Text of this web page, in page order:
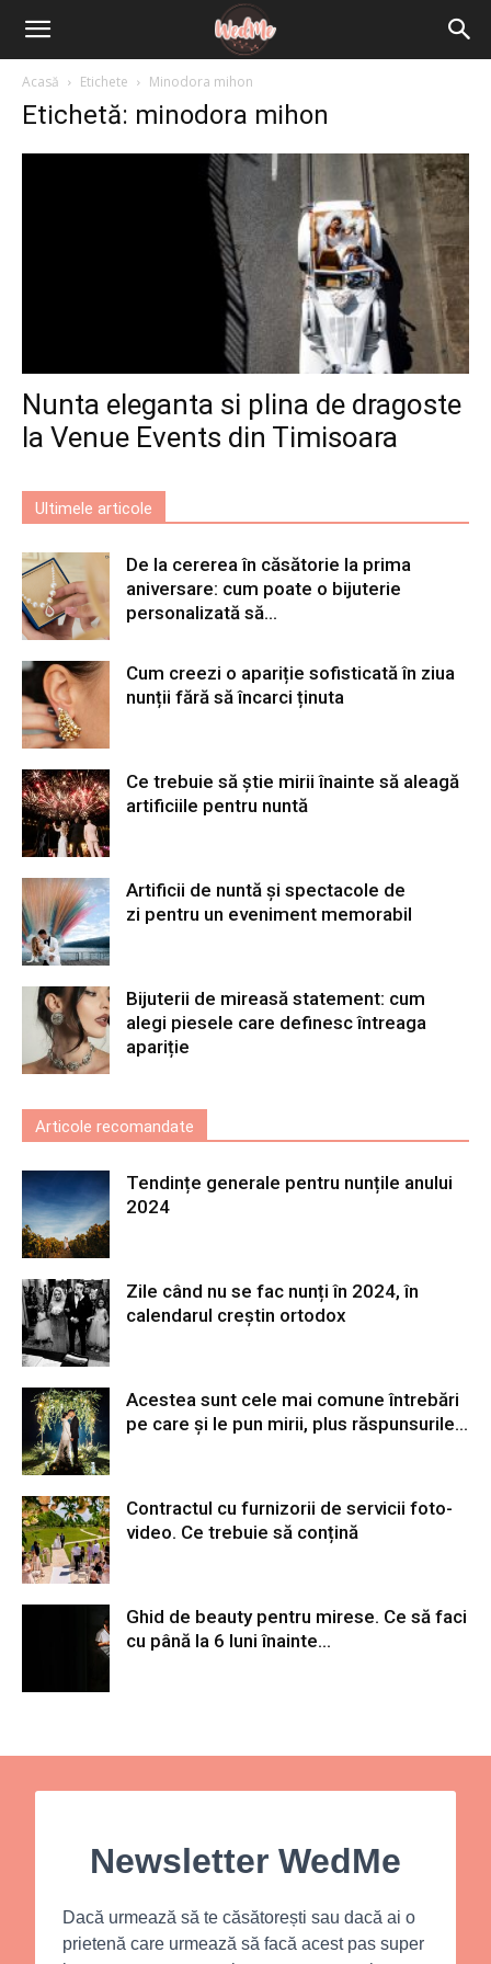
Acasă Etichete Minodora mihon
Etichetă: minodora mihon
Nunta eleganta si plina de dragoste
la Venue Events din Timisoara
Ultimele articole
De la cererea în căsătorie la prima
aniversare: cum poate o bijuterie
personalizată să...
Cum creezi o apariție sofisticată în ziua
nunții fără să încarci ținuta
Ce trebuie să știe mirii înainte să aleagă
artificiile pentru nuntă
Artificii de nuntă și spectacole de
zi pentru un eveniment memorabil
Bijuterii de mireasă statement: cum
alegi piesele care definesc întreaga
apariție
Articole recomandate
Tendințe generale pentru nunțile anului
2024
Zile când nu se fac nunți în 2024, în
calendarul creștin ortodox
Acestea sunt cele mai comune întrebări
pe care și le pun mirii, plus răspunsurile...
Contractul cu furnizorii de servicii foto-
video. Ce trebuie să conțină
Ghid de beauty pentru mirese. Ce să faci
cu până la 6 luni înainte...
Newsletter WedMe
Dacă urmează să te căsătorești sau dacă ai o
prietenă care urmează să facă acest pas super